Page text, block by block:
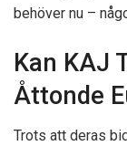
behöver nu –
Kan KAJ
Åttonde
Trots att deras